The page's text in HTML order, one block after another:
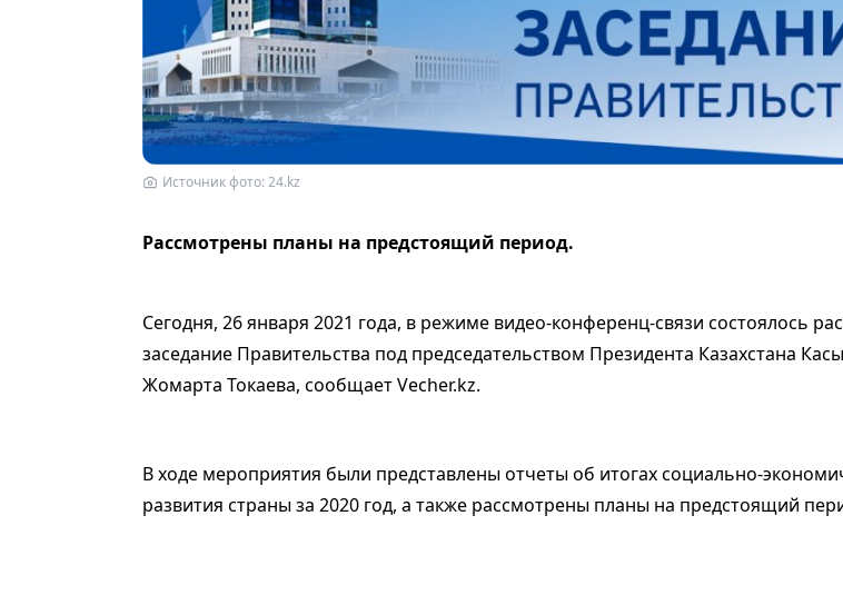
Источник фото: 24.kz
Рассмотрены планы на предстоящий период.
Сегодня, 26 января 2021 года, в режиме видео-конференц-связи состоялось
заседание Правительства под председательством Президента Казахстана
Жомарта Токаева, сообщает Vecher.kz.
В ходе мероприятия были представлены отчеты об итогах социально-
развития страны за 2020 год, а также рассмотрены планы на предстоящий